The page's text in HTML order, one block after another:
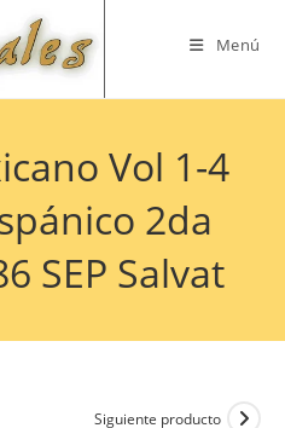
Menú
Vol 1-4
2da
SEP Salvat
Siguiente producto